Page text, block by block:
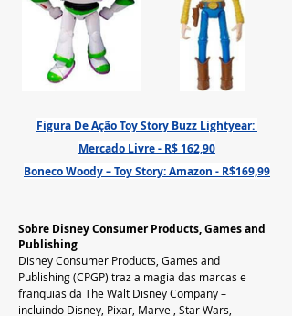
Figura De Ação Toy Story Buzz Lightyear:
Mercado Livre - R$ 162,90
Boneco Woody – Toy Story: Amazon - R$169,99
Sobre Disney Consumer Products, Games and
Publishing
Disney Consumer Products, Games and
Publishing (CPGP) traz a magia das marcas e
franquias da The Walt Disney Company –
incluindo Disney, Pixar, Marvel, Star Wars,